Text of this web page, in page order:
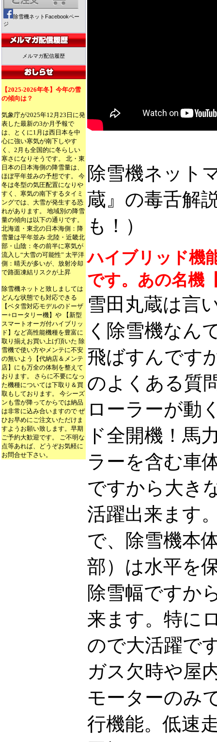
除雪機ネットFacebookペー
ジ
メルマガ配信履歴
【2025-2026年冬】今年の雪
の傾向は？
気象庁が2025年12月23日に発
表した最新の3か月予報で
は、とくに1月は西日本を中
心に強い寒気が南下しやす
く、2月も全国的に冬らしい
寒さになりそうです。 北・東
日本の日本海側の降雪量は、
ほぼ平年並みの予想です。 今
冬は冬型の気圧配置になりや
すく、寒気の南下するタイミ
ングでは、大雪が発生する恐
れがあります。 地域別の降雪
量の傾向は以下の通りです。
北海道・東北の日本海側：降
雪量は平年並み 北陸・近畿北
部・山陰：冬の前半に寒気が
流入し“大雪の可能性” 太平洋
側：晴天が多いが、放射冷却
で路面凍結リスクが上昇
除雪機ネットと致しましては
どんな状態でも対応できる
【ベタ雪対応モデルのドーザ
ー+ロータリー機】や 【新型
スマートオーガ付ハイブリッ
ド】など高性能機種を豊富に
取り揃えお買い上げ頂いた 除
雪機で使い方やメンテに不安
の無いよう【代納店＆メンテ
店】にも万全の体制を整えて
おります。 さらに不要になっ
た機種については下取り＆買
取もしております。 今シーズ
ンも雪が降ってからでは納品
は非常に込み合いますので ぜ
ひお早めにご注文いただけま
すようお願い致します。早期
ご予約大歓迎です。 ご不明な
点等あれば、どうぞお気軽に
お問合せ下さい。
除雪機ネット
蔵』の毒舌解
も！）
ハイブリッド機
です。あの名機
雪田丸蔵は言
く除雪機なん
飛ばすんです
のよくある質
ローラーが動
ド全開機！馬
ラーを含む車
ですから大き
活躍出来ます
で、除雪機本
部）は水平を
除雪幅ですか
来ます。特に
ので大活躍で
ガス欠時や屋
モーターのみ
行機能。低速